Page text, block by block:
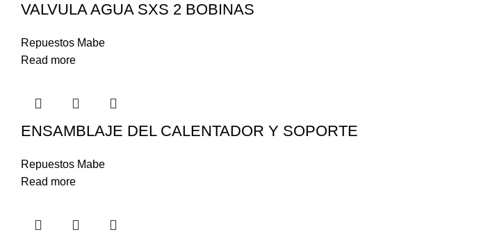
VALVULA AGUA SXS 2 BOBINAS
Repuestos Mabe
Read more
ENSAMBLAJE DEL CALENTADOR Y SOPORTE
Repuestos Mabe
Read more